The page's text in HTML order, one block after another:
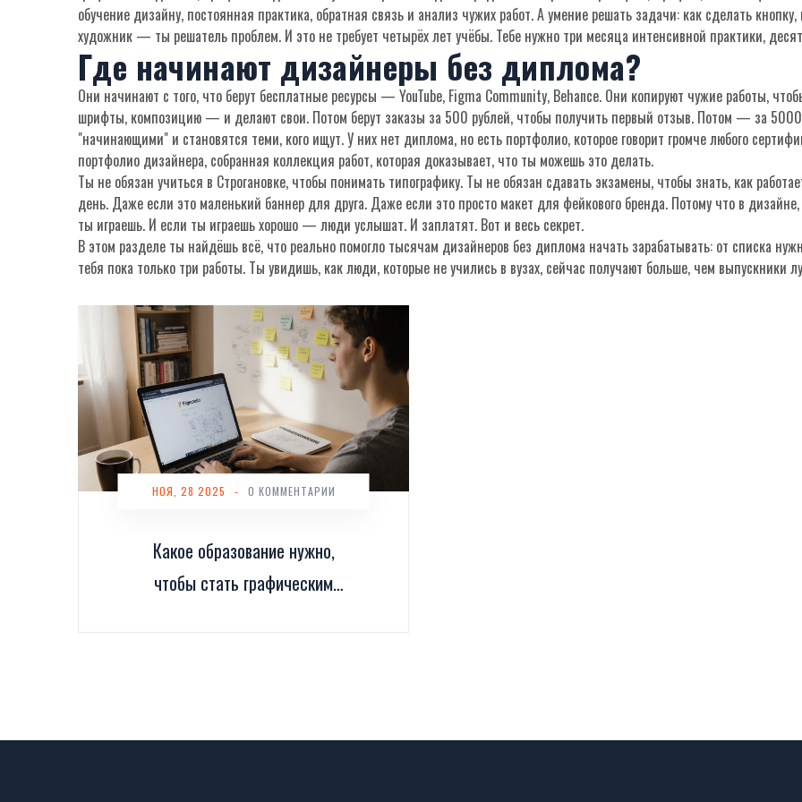
обучение дизайну, постоянная практика, обратная связь и анализ чужих работ. А умение решать задачи: как сделать
художник — ты решатель проблем. И это не требует четырёх лет учёбы. Тебе нужно три месяца интенсивной практики,
Где начинают дизайнеры без диплома?
Они начинают с того, что берут бесплатные ресурсы — YouTube, Figma Community, Behance. Они копируют чужие работы,
шрифты, композицию — и делают свои. Потом берут заказы за 500 рублей, чтобы получить первый отзыв. Потом — за
"начинающими" и становятся теми, кого ищут. У них нет диплома, но есть портфолио, которое говорит громче любого
портфолио дизайнера, собранная коллекция работ, которая доказывает, что ты можешь это делать.
Ты не обязан учиться в Строгановке, чтобы понимать типографику. Ты не обязан сдавать экзамены, чтобы знать, как
день. Даже если это маленький баннер для друга. Даже если это просто макет для фейкового бренда. Потому что в
ты играешь. И если ты играешь хорошо — люди услышат. И заплатят. Вот и весь секрет.
В этом разделе ты найдёшь всё, что реально помогло тысячам дизайнеров без диплома начать зарабатывать: от списка
тебя пока только три работы. Ты увидишь, как люди, которые не учились в вузах, сейчас получают больше, чем
Какое образование нужно,
чтобы стать графическим
НОЯ, 28 2025 - 0 КОММЕНТАРИИ